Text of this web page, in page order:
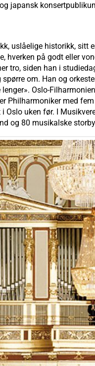
japansk
uslåelige historikk, sitt
på godt eller
tro, siden han i
om. Han og
Oslo-
Philharmoniker med
Oslo uken før. I
og 80 musikalske